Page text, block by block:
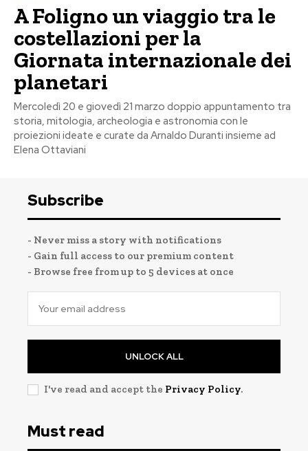
A Foligno un viaggio tra le
costellazioni per la
Giornata internazionale dei
planetari
Mercoledì 20 e giovedì 21 marzo doppio appuntamento tra
storia, mitologia, archeologia e astronomia con le
proiezioni ideate e curate da Arnaldo Duranti insieme ad
Elena Ottaviani
Subscribe
- Never miss a story with notifications
- Gain full access to our premium content
- Browse free from up to 5 devices at once
UNLOCK ALL
I've read and accept the Privacy Policy.
Must read